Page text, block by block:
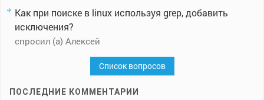
Как при поиске в linux используя grep, добавить
исключения?
спросил (а) Алексей
Список вопросов
ПОСЛЕДНИЕ КОММЕНТАРИИ